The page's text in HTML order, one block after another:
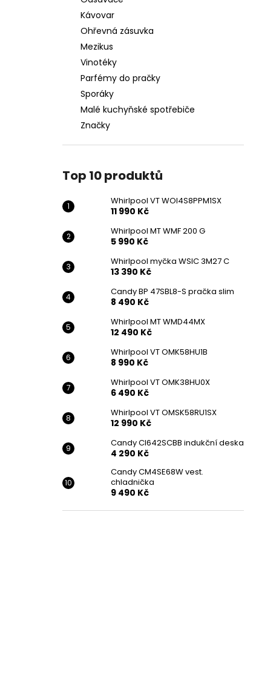
Kávovar
Ohřevná zásuvka
Mezikus
Vinotéky
Parfémy do pračky
Sporáky
Malé kuchyňské spotřebiče
Značky
Top 10 produktů
Whirlpool VT WOI4S8PPM1SX
11 990 Kč
Whirlpool MT WMF 200 G
5 990 Kč
Whirlpool myčka WSIC 3M27 C
13 390 Kč
Candy BP 47SBL8-S pračka slim
8 490 Kč
Whirlpool MT WMD44MX
12 490 Kč
Whirlpool VT OMK58HU1B
8 990 Kč
Whirlpool VT OMK38HU0X
6 490 Kč
Whirlpool VT OMSK58RU1SX
12 990 Kč
Candy CI642SCBB indukční deska
4 290 Kč
Candy CM4SE68W vest.
chladnička
9 490 Kč
WHIRLPOOL VT WOI4S8PPM1SX
11 990 Kč